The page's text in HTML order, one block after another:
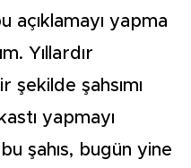
açıklamayı yapma
Yıllardır
şahsımı
yapmayı
şahıs, bugün yine